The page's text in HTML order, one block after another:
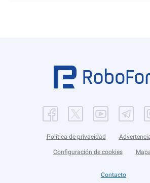
Política de privacidad
Configuración de cookies
Contacto